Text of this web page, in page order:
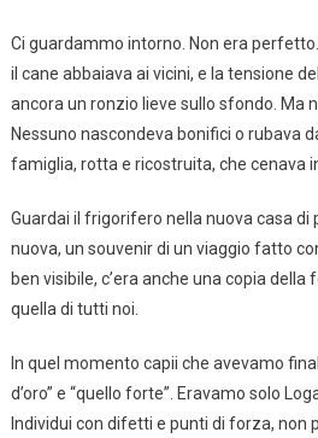
Ci guardammo intorno. Non era perfetto.
il cane abbaiava ai vicini, e la tensione
ancora un ronzio lieve sullo sfondo. Ma
Nessuno nascondeva bonifici o rubava
famiglia, rotta e ricostruita, che cenava
Guardai il frigorifero nella nuova casa di
nuova, un souvenir di un viaggio fatto
ben visibile, c’era anche una copia
quella di tutti noi.
In quel momento capii che avevamo
d’oro” e “quello forte”. Eravamo solo
Individui con difetti e punti di forza, non